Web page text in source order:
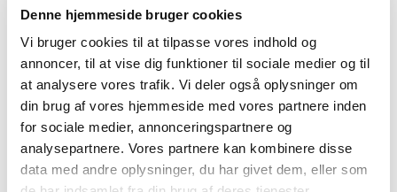
Denne hjemmeside bruger cookies
Vi bruger cookies til at tilpasse vores indhold og
annoncer, til at vise dig funktioner til sociale medier og til
at analysere vores trafik. Vi deler også oplysninger om
din brug af vores hjemmeside med vores partnere inden
for sociale medier, annonceringspartnere og
analysepartnere. Vores partnere kan kombinere disse
data med andre oplysninger, du har givet dem, eller som
De mange arbejdstimer svarer ifølge studiet til 135.000
fuldtidsjobs. Omregnet til kroner og øre ville det koste
den australske stat godt 37 mia. kroner årligt (8,4 mia.
au. dollars), hvis de skulle købe et tilsvarende niveau
af støtte.
”De uformelle plejere (pårørende, red.) yder betydelig